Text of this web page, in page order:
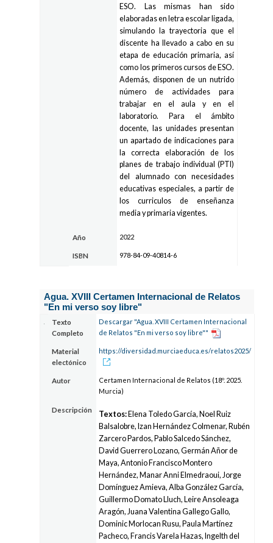
ESO. Las mismas han sido
elaboradas en letra escolar ligada,
simulando la trayectoria que el
discente ha llevado a cabo en su
etapa de educación primaria, así
como los primeros cursos de ESO.
Además, disponen de un nutrido
número de actividades para
trabajar en el aula y en el
laboratorio. Para el ámbito
docente, las unidades presentan
un apartado de indicaciones para
la correcta elaboración de los
planes de trabajo individual (PTI)
del alumnado con necesidades
educativas especiales, a partir de
los curriculos de enseñanza
media y primaria vigentes.
Año 2022
ISBN 978-84-09-40814-6
Agua. XVIII Certamen Internacional de Relatos
"En mi verso soy libre"
Texto
Completo
Descargar "Agua. XVIII Certamen Internacional
de Relatos "En mi verso soy libre""
Material
electónico
https://diversidad.murciaeduca.es/relatos2025/
Autor
Certamen Internacional de Relatos (18º. 2025.
Murcia)
Descripción
Textos: Elena Toledo García, Noel Ruiz
Balsalobre, Izan Hernández Colmenar, Rubén
Zarcero Pardos, Pablo Salcedo Sánchez,
David Guerrero Lozano, Germán Añor de
Maya, Antonio Francisco Montero
Hernández, Manar Anni Elmedraoui, Jorge
Domínguez Amieva, Alba González García,
Guillermo Domato Lluch, Leire Ansoleaga
Aragón, Juana Valentina Gallego Gallo,
Dominic Morlocan Rusu, Paula Martínez
Pacheco, Francis Varela Hazas, Ingelth del